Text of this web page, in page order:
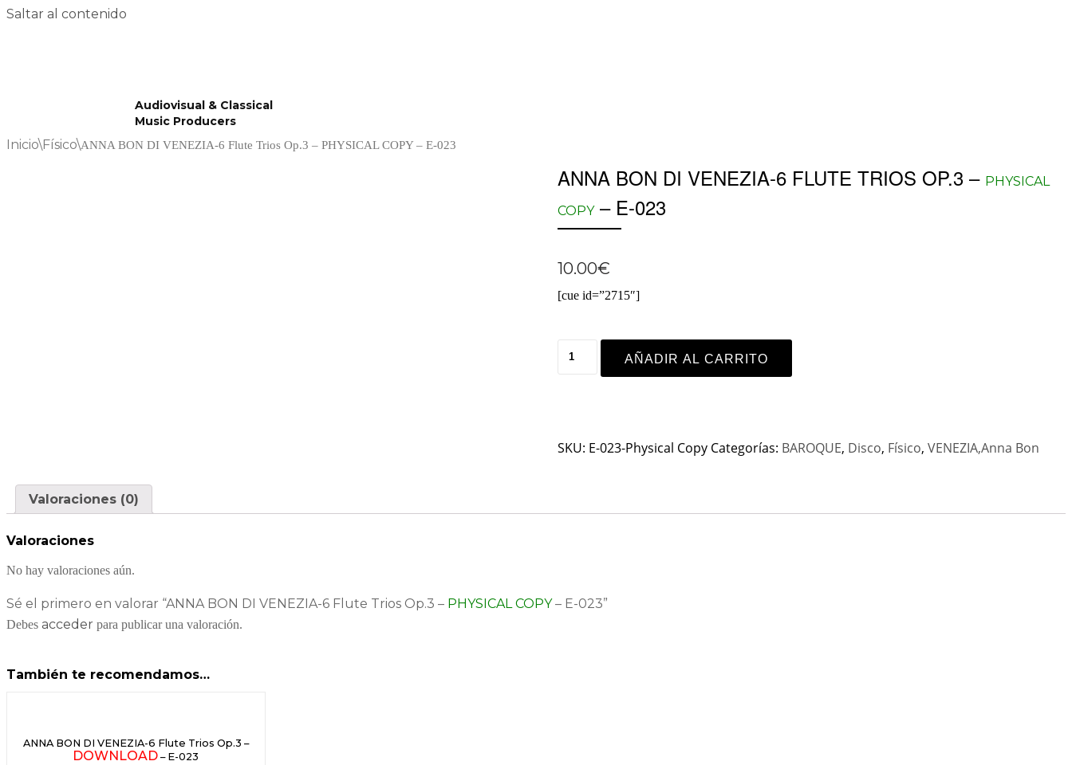
Saltar al contenido
Audiovisual & Classical
Music Producers
Inicio\Físico\ANNA BON DI VENEZIA-6 Flute Trios Op.3 – PHYSICAL COPY – E-023
ANNA BON DI VENEZIA-6 FLUTE TRIOS OP.3 – PHYSICAL
COPY– E-023
10.00€
[cue id=”2715″]
AÑADIR AL CARRITO
SKU: E-023-Physical Copy Categorías: BAROQUE, Disco, Físico, VENEZIA,Anna Bon
Valoraciones (0)
Valoraciones
No hay valoraciones aún.
Sé el primero en valorar “ANNA BON DI VENEZIA-6 Flute Trios Op.3 – PHYSICAL COPY– E-023”
Debes acceder para publicar una valoración.
También te recomendamos…
ANNA BON DI VENEZIA-6 Flute Trios Op.3 –
DOWNLOAD – E-023